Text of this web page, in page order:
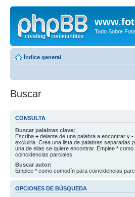
Todo Sobre
Índice general
Buscar
CONSULTA
Buscar palabras clave:
Escriba + delante de una palabra a encontrar y -
excluirla. Crea una lista de palabras separadas
una de ellas se quiere encontrar. Emplee * como
coincidencias parciales.
Buscar autor:
Emplee * como comodín para coincidencias
OPCIONES DE BÚSQUEDA